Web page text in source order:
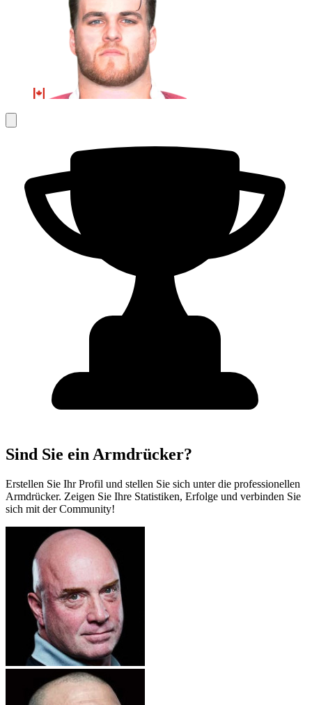
Sind Sie ein Armdrücker?
Erstellen Sie Ihr Profil und stellen Sie sich unter die professionellen
Armdrücker. Zeigen Sie Ihre Statistiken, Erfolge und verbinden Sie
sich mit der Community!